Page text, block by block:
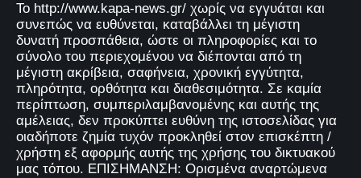
Το http://www.kapa-news.gr/ χωρίς να εγγυάται και
συνεπώς να ευθύνεται, καταβάλλει τη μέγιστη
δυνατή προσπάθεια, ώστε οι πληροφορίες και το
σύνολο του περιεχομένου να διέπονται από τη
μέγιστη ακρίβεια, σαφήνεια, χρονική εγγύτητα,
πληρότητα, ορθότητα και διαθεσιμότητα. Σε καμία
περίπτωση, συμπεριλαμβανομένης και αυτής της
αμέλειας, δεν προκύπτει ευθύνη της ιστοσελίδας για
οιαδήποτε ζημία τυχόν προκληθεί στον επισκέπτη /
χρήστη εξ αφορμής αυτής της χρήσης του δικτυακού
μας τόπου. ΕΠΙΣΗΜΑΝΣΗ: Ορισμένα αναρτώμενα